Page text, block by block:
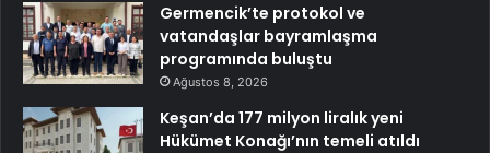
Germencik’te protokol ve
vatandaşlar bayramlaşma
programında buluştu
Ağustos 8, 2026
Keşan’da 177 milyon liralık yeni
Hükümet Konağı’nın temeli atıldı